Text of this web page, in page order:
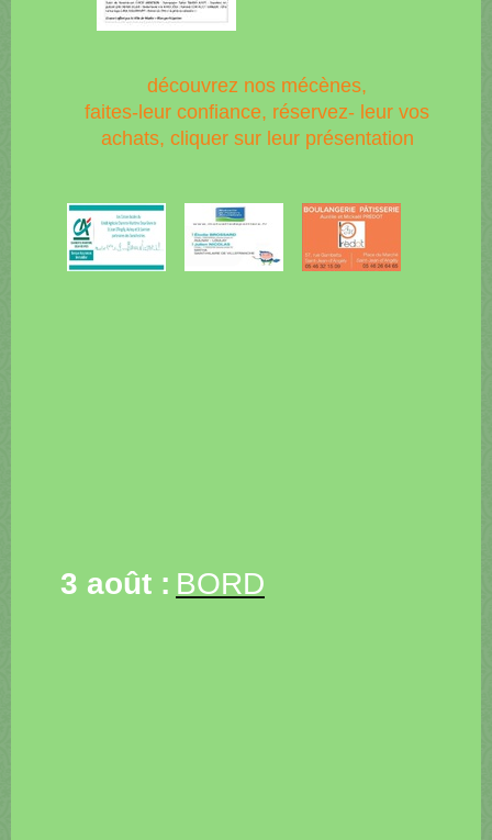
découvrez nos mécènes,
faites-leur confiance, réservez- leur vos
achats, cliquer sur leur présentation
3 août : BORD